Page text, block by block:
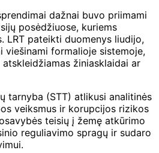
dažnai buvo priimami
posėdžiuose, kuriems
LRT pateikti duomenys liudijo,
viešinami formalioje sistemoje,
žiniasklaidai ar
tarnyba (STT) atlikusi analitinės
veiksmus ir korupcijos rizikos
teisių į žemę atkūrimo
reguliavimo spragų ir sudaro